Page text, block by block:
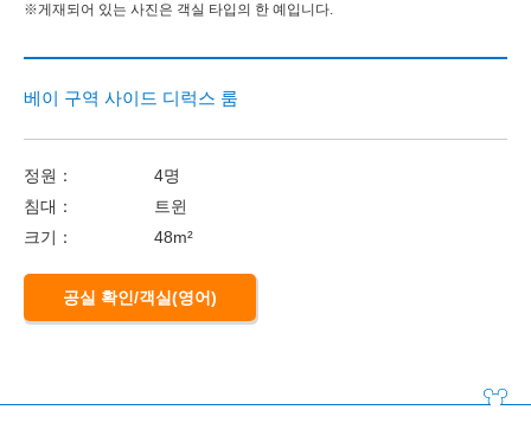
※게재되어 있는 사진은 객실 타입의 한 예입니다.
베이 구역 사이드 디럭스 룸
정원：
4명
침대：
트윈
크기：
48m²
공실 확인/객실(영어)